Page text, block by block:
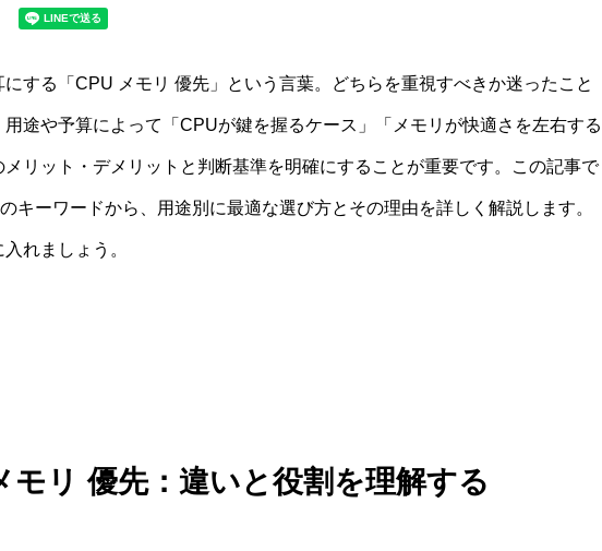
する「CPU メモリ 優先」という言葉。どちらを重視すべきか迷ったこと
途や予算によって「CPUが鍵を握るケース」「メモリが快適さを左右する
リット・デメリットと判断基準を明確にすることが重要です。この記事で
キーワードから、用途別に最適な選び方とその理由を詳しく解説します。
れましょう。
モリ 優先：違いと役割を理解する